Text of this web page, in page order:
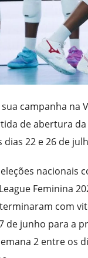
campanha na
de abertura
22 e 26 de
nacionais
Feminina
com
de junho para a
2 entre os